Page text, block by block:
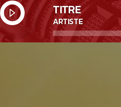
TITRE
ARTISTE